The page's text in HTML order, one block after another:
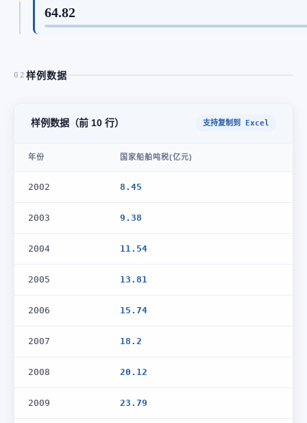
64.82
02 样例数据
样例数据（前 10 行） 支持复制到 Excel
年份 国家船舶吨税(亿元)
2002 8.45
2003 9.38
2004 11.54
2005 13.81
2006 15.74
2007 18.2
2008 20.12
2009 23.79